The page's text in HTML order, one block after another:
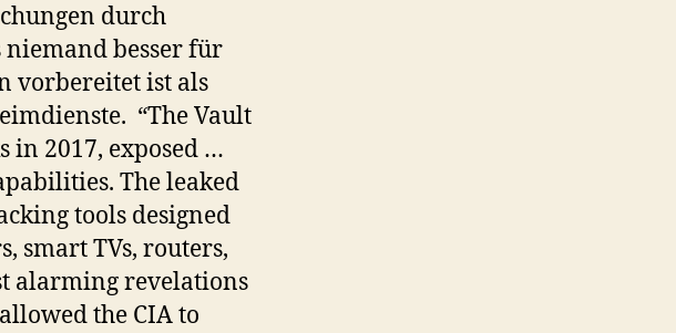
durch
niemand besser für
vorbereitet ist als
“The Vault
in 2017, exposed …
The leaked
tools designed
smart TVs, routers,
alarming revelations
the CIA to